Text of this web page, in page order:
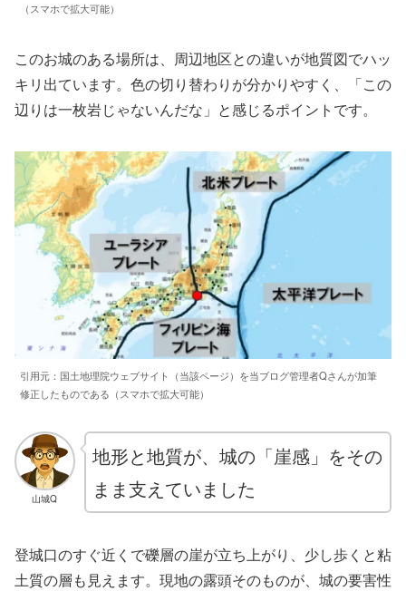
（スマホで拡大可能）
このお城のある場所は、周辺地区との違いが地質図でハッ
キリ出ています。色の切り替わりが分かりやすく、「この
辺りは一枚岩じゃないんだな」と感じるポイントです。
引用元：国土地理院ウェブサイト（当該ページ）を当ブログ管理者Qさんが加筆
修正したものである（スマホで拡大可能）
山城Q
地形と地質が、城の「崖感」をその
まま支えていました
登城口のすぐ近くで礫層の崖が立ち上がり、少し歩くと粘
土質の層も見えます。現地の露頭そのものが、城の要害性